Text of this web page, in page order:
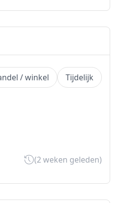
/ winkel
Tijdelijk
(2 weken geleden)